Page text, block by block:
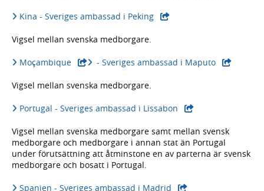
Kina - Sveriges ambassad i Peking
Vigsel mellan svenska medborgare.
Moçambique - Sveriges ambassad i Maputo
Vigsel mellan svenska medborgare.
Portugal - Sveriges ambassad i Lissabon
Vigsel mellan svenska medborgare samt mellan svensk
medborgare och medborgare i annan stat än Portugal
under förutsättning att åtminstone en av parterna är svensk
medborgare och bosatt i Portugal.
Spanien - Sveriges ambassad i Madrid